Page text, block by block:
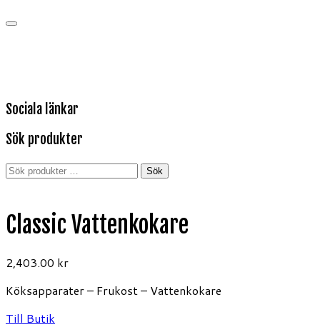
Sociala länkar
Sök produkter
Sök
Sök
Classic Vattenkokare
2,403.00 kr
Köksapparater – Frukost – Vattenkokare
Till Butik